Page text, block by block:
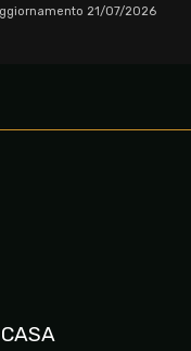
21/07/2026